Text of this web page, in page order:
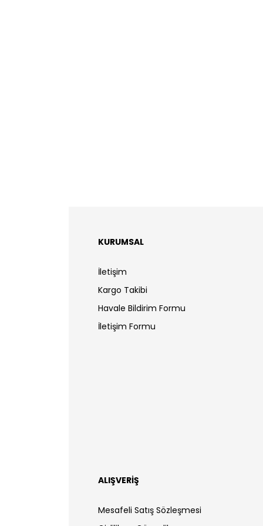
KURUMSAL
İletişim
Kargo Takibi
Havale Bildirim Formu
İletişim Formu
ALIŞVERİŞ
Mesafeli Satış Sözleşmesi